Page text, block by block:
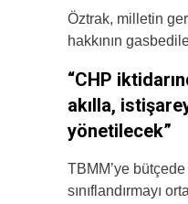
Öztrak, milletin
hakkının
“CHP
akılla,
yönetilecek”
TBMM’ye
sınıflandırmayı